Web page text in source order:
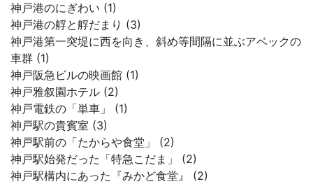
神戸港のにぎわい (1)
神戸港の艀と艀だまり (3)
神戸港第一突堤に西を向き、斜め等間隔に並ぶアベックの
車群 (1)
神戸阪急ビルの映画館 (1)
神戸雅叙園ホテル (2)
神戸電鉄の「単車」 (1)
神戸駅の貴賓室 (3)
神戸駅前の「たからや食堂」 (2)
神戸駅始発だった「特急こだま」 (2)
神戸駅構内にあった『みかど食堂』 (2)